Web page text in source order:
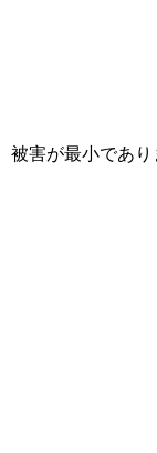
被害が最小であ